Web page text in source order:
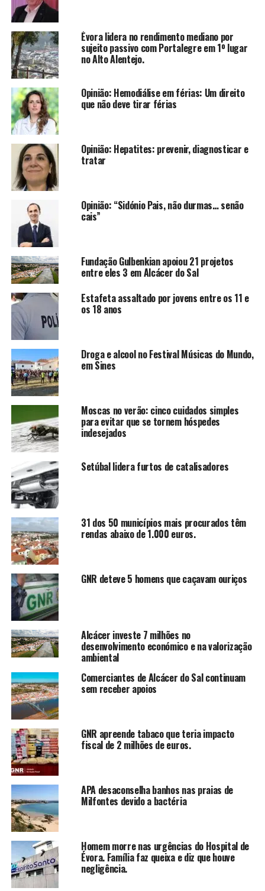
Évora lidera no rendimento mediano por
sujeito passivo com Portalegre em 1º lugar
no Alto Alentejo.
Opinião: Hemodiálise em férias: Um direito
que não deve tirar férias
Opinião: Hepatites: prevenir, diagnosticar e
tratar
Opinião: “Sidónio Pais, não durmas… senão
cais”
Fundação Gulbenkian apoiou 21 projetos
entre eles 3 em Alcácer do Sal
Estafeta assaltado por jovens entre os 11 e
os 18 anos
Droga e alcool no Festival Músicas do Mundo,
em Sines
Moscas no verão: cinco cuidados simples
para evitar que se tornem hóspedes
indesejados
Setúbal lidera furtos de catalisadores
31 dos 50 municípios mais procurados têm
rendas abaixo de 1.000 euros.
GNR deteve 5 homens que caçavam ouriços
Alcácer investe 7 milhões no
desenvolvimento económico e na valorização
ambiental
Comerciantes de Alcácer do Sal continuam
sem receber apoios
GNR apreende tabaco que teria impacto
fiscal de 2 milhões de euros.
APA desaconselha banhos nas praias de
Milfontes devido a bactéria
Homem morre nas urgências do Hospital de
Évora. Família faz queixa e diz que houve
negligência.